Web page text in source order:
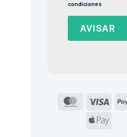
condiciones
MasterCard
Visa
Apple